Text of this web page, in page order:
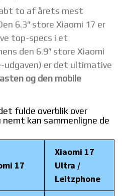
to af årets mest
6.3″ store Xiaomi 17 er
top-specs i et
den 6.9″ store Xiaomi
udgaven) er det ultimative
og den mobile
fulde overblik over
kan sammenligne de
17
Xiaomi 17
Ultra /
Leitzphone